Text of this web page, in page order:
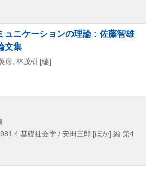
ュニケーションの理論 : 佐藤智雄
文集
彦, 林茂樹 [編]
基礎社会学 / 安田三郎 [ほか] 編 第4